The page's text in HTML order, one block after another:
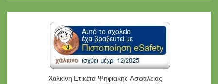
Χάλκινη Ετικέτα Ψηφιακής Ασφάλειας